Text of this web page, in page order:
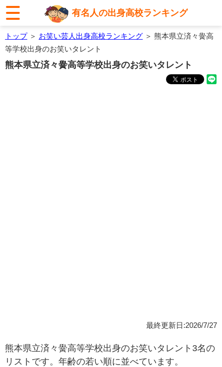
有名人の出身高校ランキング
トップ＞ お笑い芸人出身高校ランキング ＞ 熊本県立済々黌高
等学校出身のお笑いタレント
熊本県立済々黌高等学校出身のお笑いタレント
最終更新日:2026/7/27
熊本県立済々黌高等学校出身のお笑いタレント3名の
リストです。年齢の若い順に並べています。